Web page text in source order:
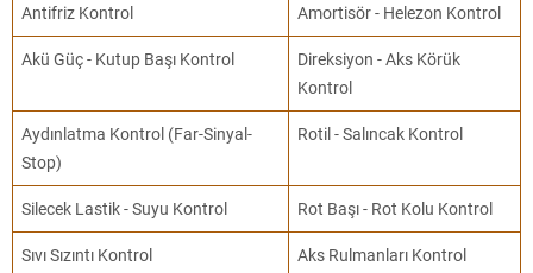
Antifriz Kontrol Amortisör - Helezon Kontrol
Akü Güç - Kutup Başı Kontrol
Direksiyon - Aks Körük
Kontrol
Aydınlatma Kontrol (Far-Sinyal-
Stop)
Rotil - Salıncak Kontrol
Silecek Lastik - Suyu Kontrol Rot Başı - Rot Kolu Kontrol
Sıvı Sızıntı Kontrol Aks Rulmanları Kontrol